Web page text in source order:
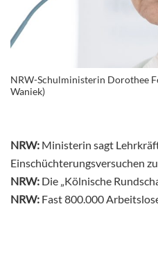
NRW-Schulministerin Dorothee
Waniek)
NRW: Ministerin sagt
Einschüchterungsversuchen
NRW: Die „Kölnische
NRW: Fast 800.000